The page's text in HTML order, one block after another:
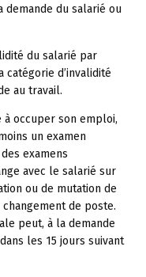
demande du salarié ou
du salarié par
catégorie d’invalidité
au travail.
à occuper son emploi,
un examen
examens
avec le salarié sur
ou de mutation de
de poste.
peut, à la demande
les 15 jours suivant